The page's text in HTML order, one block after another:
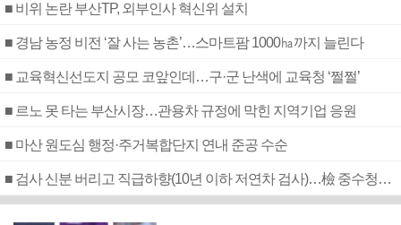
■ 비위 논란 부산TP, 외부인사 혁신위 설치
■ 경남 농정 비전 ‘잘 사는 농촌’…스마트팜 1000㏊까지 늘린다
■ 교육혁신선도지 공모 코앞인데…구·군 난색에 교육청 ‘쩔쩔’
■ 르노 못 타는 부산시장…관용차 규정에 막힌 지역기업 응원
■ 마산 원도심 행정·주거복합단지 연내 준공 수순
■ 검사 신분 버리고 직급하향(10년 이하 저연차 검사)…檢 중수청행 기피